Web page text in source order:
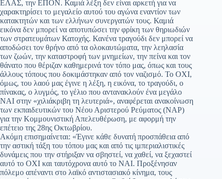
ΕΛΑΣ, την ΕΠΟΝ. Καμιά λέξη δεν είναι αρκετή για να
χαρακτηρίσει το μεγαλείο αυτού του αγώνα εναντίον των
κατακτητών και των ελλήνων συνεργατών τους. Καμιά
εικόνα δεν μπορεί να αποτυπώσει την φρίκη των θηριωδιών
των στρατευμάτων Κατοχής. Κανένα τραγούδι δεν μπορεί να
αποδώσει τον θρήνο από τα ολοκαυτώματα, την λεηλασία
των ζωών, την καταστροφή των μνημείων, την πείνα και τον
θάνατο που θέριζαν καθημερινά τον τόπο μας, όπως και τους
άλλους τόπους που δοκιμάστηκαν από τον ναζισμό. Το ΟΧΙ,
όμως, του λαού μας έγινε η λέξη, η εικόνα, το τραγούδι, ο
πίνακας, ο λυγμός, το γέλιο που αντανακλούν ένα μεγάλο
ΝΑΙ στην «χιλιάκριβη τη λευτεριά», αναφέρεται ανακοίνωση
των εκπαιδευτικών του Νέου Αριστερού Ρεύματος (ΝΑΡ)
για την Κομμουνιστική Απελευθέρωση, με αφορμή την
επέτειο της 28ης Οκτωβρίου.
Ακόμη επισημαίνεται: «Έγινε κάθε δυνατή προσπάθεια από
την αστική τάξη του τόπου μας και από τις ιμπεριαλιστικές
δυνάμεις που την στήριξαν να σβηστεί, να χαθεί, να ξεχαστεί
αυτό το ΟΧΙ και ταυτόχρονα αυτό το ΝΑΙ. Προξένησαν
πόλεμο απέναντι στο λαϊκό αντιστασιακό κίνημα, τους